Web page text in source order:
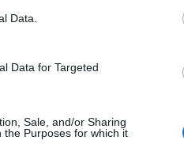
Data.
Data for Targeted
Sale, and/or Sharing
Purposes for which it
Koncert